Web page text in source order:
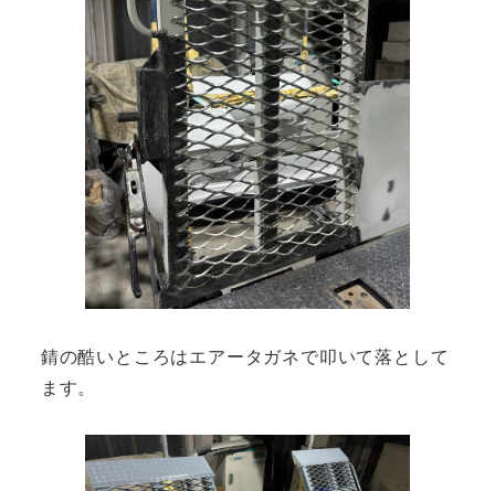
錆の酷いところはエアータガネで叩いて落として
ます。